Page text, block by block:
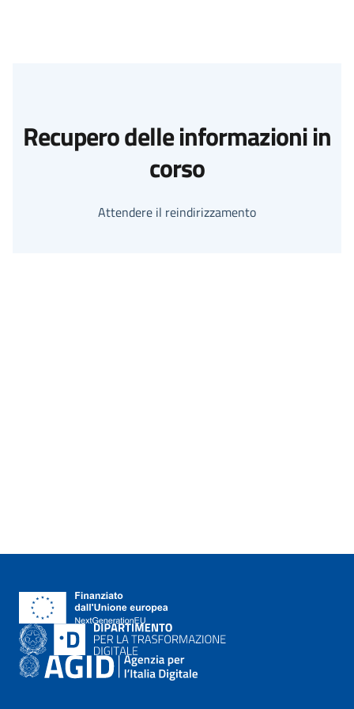
Recupero delle informazioni in
corso
Attendere il reindirizzamento